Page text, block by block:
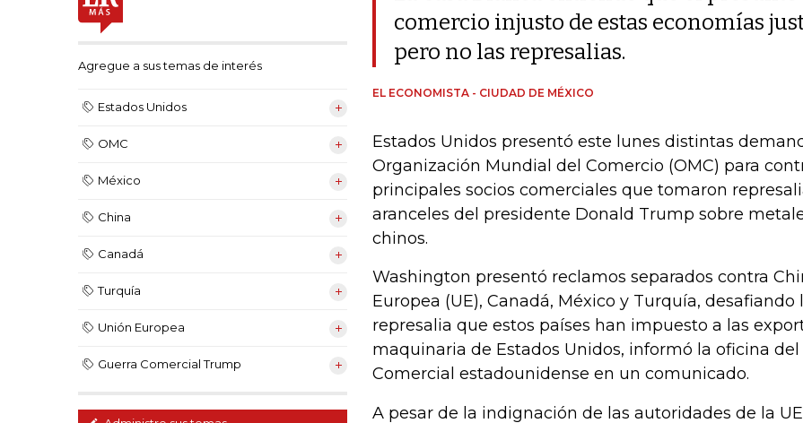
Agregue a sus temas de interés
Estados Unidos
OMC
México
China
Canadá
Turquía
Unión Europea
Guerra Comercial Trump
comercio injusto de estas economías
pero no las represalias.
EL ECONOMISTA - CIUDAD DE MÉXICO
Estados Unidos presentó este lunes distintas
Organización Mundial del Comercio (OMC) para
principales socios comerciales que tomaron
aranceles del presidente Donald Trump sobre
chinos.
Washington presentó reclamos separados contra
Europea (UE), Canadá, México y Turquía, desafiando
represalia que estos países han impuesto a las
maquinaria de Estados Unidos, informó la oficina
Comercial estadounidense en un comunicado.
A pesar de la indignación de las autoridades de la